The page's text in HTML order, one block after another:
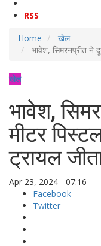
RSS
Home
खेल
भावेश, सिमरनप्रीत ने
खेल
भावेश,
मीटर
ट्रायल
Apr 23, 2024 - 07:16
Facebook
Twitter